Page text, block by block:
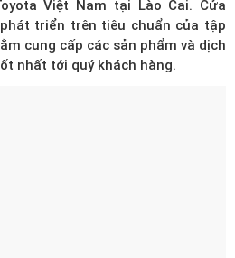
Việt Nam tại Lào Cai. Cửa
triển trên tiêu chuẩn của tập
cung cấp các sản phẩm và dịch
nhất tới quý khách hàng.